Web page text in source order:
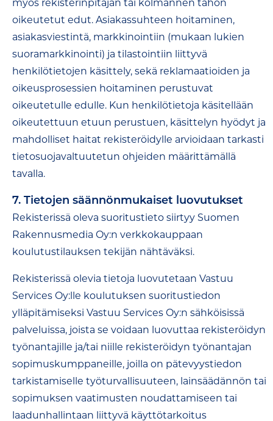
myös rekisterinpitäjän tai kolmannen tahon
oikeutetut edut. Asiakassuhteen hoitaminen,
asiakasviestintä, markkinointiin (mukaan lukien
suoramarkkinointi) ja tilastointiin liittyvä
henkilötietojen käsittely, sekä reklamaatioiden ja
oikeusprosessien hoitaminen perustuvat
oikeutetulle edulle. Kun henkilötietoja käsitellään
oikeutettuun etuun perustuen, käsittelyn hyödyt ja
mahdolliset haitat rekisteröidylle arvioidaan tarkasti
tietosuojavaltuutetun ohjeiden määrittämällä
tavalla.
7. Tietojen säännönmukaiset luovutukset
Rekisterissä oleva suoritustieto siirtyy Suomen
Rakennusmedia Oy:n verkkokauppaan
koulutustilauksen tekijän nähtäväksi.
Rekisterissä olevia tietoja luovutetaan Vastuu
Services Oy:lle koulutuksen suoritustiedon
ylläpitämiseksi Vastuu Services Oy:n sähköisissä
palveluissa, joista se voidaan luovuttaa rekisteröidyn
työnantajille ja/tai niille rekisteröidyn työnantajan
sopimuskumppaneille, joilla on pätevyystiedon
tarkistamiselle työturvallisuuteen, lainsäädännön tai
sopimuksen vaatimusten noudattamiseen tai
laadunhallintaan liittyvä käyttötarkoitus